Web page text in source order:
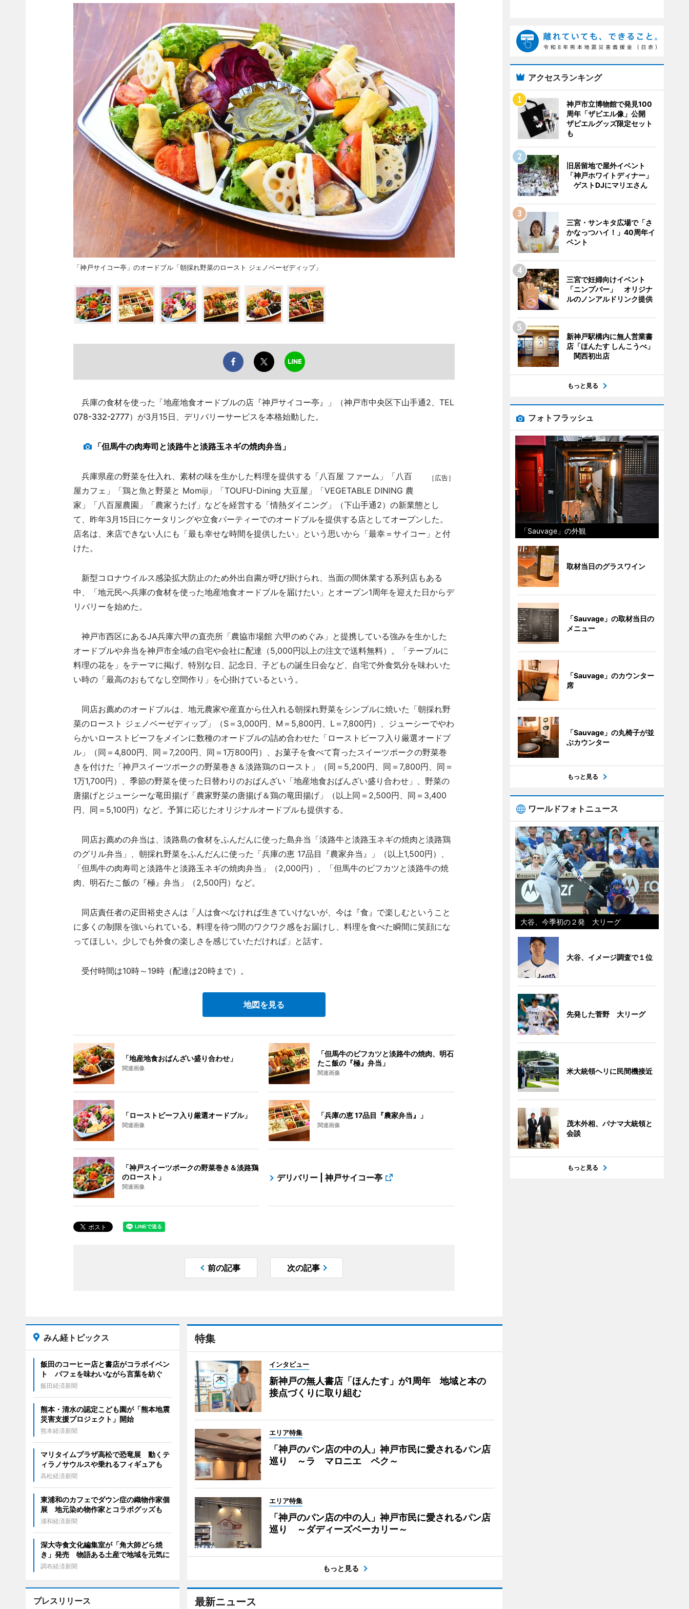
「神戸サイコー亭」のオードブル「朝採れ野菜のロースト ジェノベーゼディップ」
兵庫の食材を使った「地産地食オードブルの店『神戸サイコー亭』」（神戸市中央区下山手通2、TEL
078-332-2777）が3月15日、デリバリーサービスを本格始動した。
「但馬牛の肉寿司と淡路牛と淡路玉ネギの焼肉弁当」
［広告］
兵庫県産の野菜を仕入れ、素材の味を生かした料理を提供する「八百屋 ファーム」「八百
屋カフェ」「鶏と魚と野菜と Momiji」「TOUFU-Dining 大豆屋」「VEGETABLE DINING 農
家」「八百屋農園」「農家うたげ」などを経営する「情熱ダイニング」（下山手通2）の新業態とし
て、昨年3月15日にケータリングや立食パーティーでのオードブルを提供する店としてオープンした。
店名は、来店できない人にも「最も幸せな時間を提供したい」という思いから「最幸＝サイコー」と付
けた。
新型コロナウイルス感染拡大防止のため外出自粛が呼び掛けられ、当面の間休業する系列店もある
中、「地元民へ兵庫の食材を使った地産地食オードブルを届けたい」とオープン1周年を迎えた日からデ
リバリーを始めた。
神戸市西区にあるJA兵庫六甲の直売所「農協市場館 六甲のめぐみ」と提携している強みを生かした
オードブルや弁当を神戸市全域の自宅や会社に配達（5,000円以上の注文で送料無料）。「テーブルに
料理の花を」をテーマに掲げ、特別な日、記念日、子どもの誕生日会など、自宅で外食気分を味わいた
い時の「最高のおもてなし空間作り」を心掛けているという。
同店お薦めのオードブルは、地元農家や産直から仕入れる朝採れ野菜をシンプルに焼いた「朝採れ野
菜のロースト ジェノベーゼディップ」（S＝3,000円、M＝5,800円、L＝7,800円）、ジューシーでやわ
らかいローストビーフをメインに数種のオードブルの詰め合わせた「ローストビーフ入り厳選オードブ
ル」（同＝4,800円、同＝7,200円、同＝1万800円）、お菓子を食べて育ったスイーツポークの野菜巻
きを付けた「神戸スイーツポークの野菜巻き＆淡路鶏のロースト」（同＝5,200円、同＝7,800円、同＝
1万1,700円）、季節の野菜を使った日替わりのおばんざい「地産地食おばんざい盛り合わせ」、野菜の
唐揚げとジューシーな竜田揚げ「農家野菜の唐揚げ＆鶏の竜田揚げ」（以上同＝2,500円、同＝3,400
円、同＝5,100円）など。予算に応じたオリジナルオードブルも提供する。
同店お薦めの弁当は、淡路島の食材をふんだんに使った島弁当「淡路牛と淡路玉ネギの焼肉と淡路鶏
のグリル弁当」、朝採れ野菜をふんだんに使った「兵庫の恵 17品目『農家弁当』」（以上1,500円）、
「但馬牛の肉寿司と淡路牛と淡路玉ネギの焼肉弁当」（2,000円）、「但馬牛のビフカツと淡路牛の焼
肉、明石たこ飯の『極』弁当」（2,500円）など。
同店責任者の疋田裕史さんは「人は食べなければ生きていけないが、今は『食』で楽しむということ
に多くの制限を強いられている。料理を待つ間のワクワク感をお届けし、料理を食べた瞬間に笑顔にな
ってほしい。少しでも外食の楽しさを感じていただければ」と話す。
受付時間は10時～19時（配達は20時まで）。
地図を見る
「地産地食おばんざい盛り合わせ」
関連画像
「但馬牛のビフカツと淡路牛の焼肉、明石
たこ飯の『極』弁当」
関連画像
「ローストビーフ入り厳選オードブル」
関連画像
「兵庫の恵 17品目『農家弁当』」
関連画像
「神戸スイーツポークの野菜巻き＆淡路鶏
のロースト」
関連画像
デリバリー | 神戸サイコー亭
前の記事 次の記事
特集
インタビュー
新神戸の無人書店「ほんたす」が1周年 地域と本の
接点づくりに取り組む
エリア特集
「神戸のパン店の中の人」神戸市民に愛されるパン店
巡り ～ラ マロニエ ペク～
エリア特集
「神戸のパン店の中の人」神戸市民に愛されるパン店
巡り ～ダディーズベーカリー～
もっと見る
最新ニュース
みん経トピックス
飯田のコーヒー店と書店がコラボイベン
ト パフェを味わいながら言葉を紡ぐ
飯田経済新聞
熊本・清水の認定こども園が「熊本地震
災害支援プロジェクト」開始
熊本経済新聞
マリタイムプラザ高松で恐竜展 動くテ
ィラノサウルスや乗れるフィギュアも
高松経済新聞
東浦和のカフェでダウン症の織物作家個
展 地元染め物作家とコラボグッズも
浦和経済新聞
深大寺食文化編集室が「角大師どら焼
き」発売 物語ある土産で地域を元気に
調布経済新聞
プレスリリース
アクセスランキング
神戸市立博物館で発見100
周年「ザビエル像」公開
ザビエルグッズ限定セット
も
旧居留地で屋外イベント
「神戸ホワイトディナー」
ゲストDJにマリエさん
三宮・サンキタ広場で「さ
かなっつハイ！」40周年イ
ベント
三宮で妊婦向けイベント
「ニンプバー」 オリジナ
ルのノンアルドリンク提供
新神戸駅構内に無人営業書
店「ほんたす しんこうべ」
関西初出店
もっと見る
フォトフラッシュ
「Sauvage」の外観
取材当日のグラスワイン
「Sauvage」の取材当日の
メニュー
「Sauvage」のカウンター
席
「Sauvage」の丸椅子が並
ぶカウンター
もっと見る
ワールドフォトニュース
大谷、今季初の２発 大リーグ
大谷、イメージ調査で１位
先発した菅野 大リーグ
米大統領ヘリに民間機接近
茂木外相、パナマ大統領と
会談
もっと見る